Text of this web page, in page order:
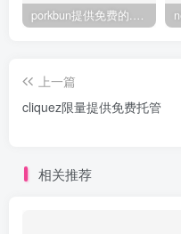
porkbun提供免费的.us域名
上一篇
cliquez限量提供免费托管
相关推荐